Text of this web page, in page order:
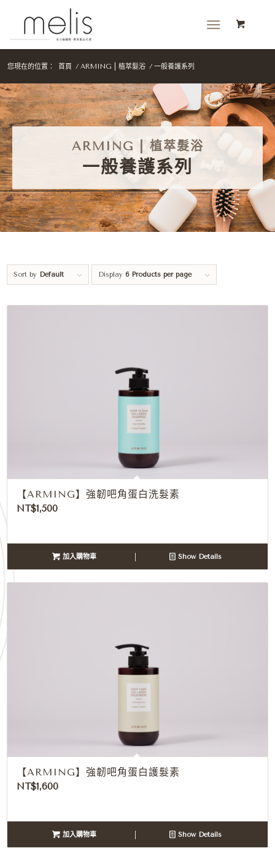
您現在的位置： 首頁 / ARMING | 植萃髮浴 / 一般養護系列
ARMING | 植萃髮浴
一般養護系列
Sort by Default Display 6 Products per page
【ARMING】強韌吧角蛋白洗髮素
NT$1,500
加入購物車 Show Details
【ARMING】強韌吧角蛋白護髮素
NT$1,600
加入購物車 Show Details